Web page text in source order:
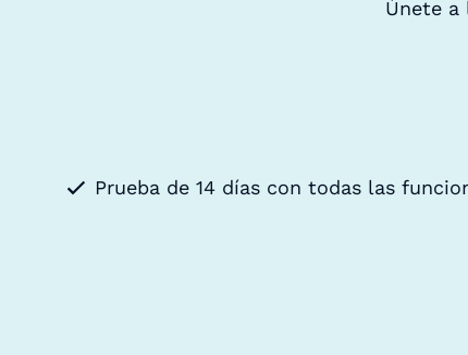
Únete a
Prueba de 14 días con todas las